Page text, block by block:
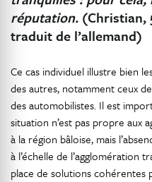
réputation. (Christian,
traduit de l’allemand)
Ce cas individuel illustre bien
des autres, notamment ceux
des automobilistes. Il est
situation n’est pas propre aux
à la région bâloise, mais
à l’échelle de l’agglomération
place de solutions cohérentes